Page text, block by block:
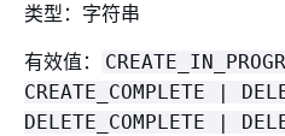
类型：字符串
有效值：
CREATE_COMPLETE |
DELETE_COMPLETE |